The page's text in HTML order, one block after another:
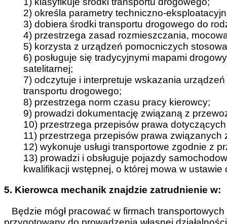
2) określa parametry techniczno-
3) dobiera środki transportu drogowego do
4) przestrzega zasad rozmieszczania,
5) korzysta z urządzeń pomocniczych
6) posługuje się tradycyjnymi mapami
satelitarnej;
7) odczytuje i interpretuje wskazania
transportu drogowego;
8) przestrzega norm czasu pracy kierowcy;
9) prowadzi dokumentację związaną z
10) przestrzega przepisów prawa
11) przestrzega przepisów prawa
12) wykonuje usługi transportowe zgodnie z
13) prowadzi i obsługuje pojazdy
kwalifikacji wstępnej, o której mowa w
5. Kierowca mechanik znajdzie zatrudnienie w:
Będzie mógł pracować w firmach